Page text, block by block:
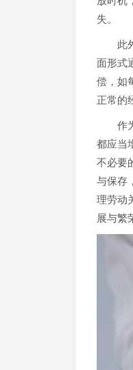
失。
此外
面形式
偿，如
正常的
作为
都应当
不必要
与保存
理劳动
展与繁